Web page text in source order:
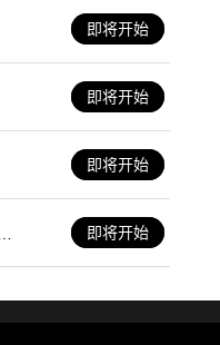
即将开始
即将开始
即将开始
即将开始